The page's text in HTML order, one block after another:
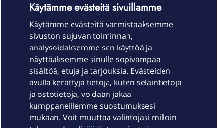
Laitteet & liittymät
Palvelut
Käytämme evästeitä sivuillamme
Käytämme evästeitä varmistaaksemme
sivuston sujuvan toiminnan,
analysoidaksemme sen käyttöä ja
näyttääksemme sinulle sopivampaa
sisältöä, etuja ja tarjouksia. Evästeiden
avulla kerättyjä tietoja, kuten selaintietoja
ja ostotietoja, voidaan jakaa
kumppaneillemme suostumuksesi
mukaan. Voit muuttaa valintojasi milloin